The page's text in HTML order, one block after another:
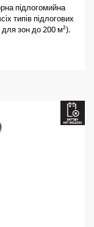
підлогомийна
типів підлогових
зон до 200 м²).